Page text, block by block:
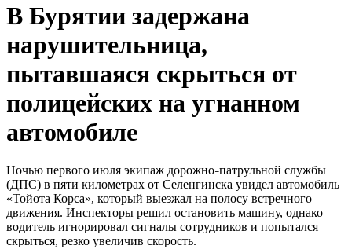
В Бурятии задержана
нарушительница,
пытавшаяся скрыться от
полицейских на угнанном
автомобиле
Ночью первого июля экипаж дорожно–патрульной службы
(ДПС) в пяти километрах от Селенгинска увидел автомобиль
«Тойота Корса», который выезжал на полосу встречного
движения. Инспекторы решил остановить машину, однако
водитель игнорировал сигналы сотрудников и попытался
скрыться, резко увеличив скорость.